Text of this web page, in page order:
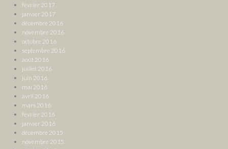
février 2017
janvier 2017
décembre 2016
novembre 2016
octobre 2016
septembre 2016
août 2016
juillet 2016
juin 2016
mai 2016
avril 2016
mars 2016
février 2016
janvier 2016
décembre 2015
novembre 2015